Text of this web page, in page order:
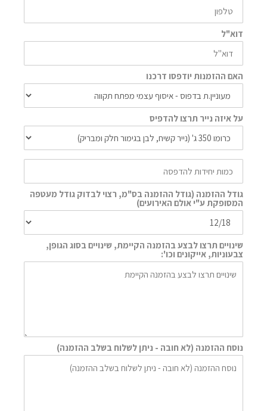
דוא"ל
האם ההזמנות יודפסו דרכנו
על איזה נייר תרצו להדפיס
גודל ההזמנה (גודל ההזמנה בס"מ, רצוי לבדוק גודל מעטפה
המסופקת ע"י אולם האירועים)
שינויים תרצו לבצע בהזמנה הקיימת, שינויים בסוג הגופן,
צבעוניות, אייקונים וכו':
נוסח ההזמנה (לא חובה - ניתן לשלוח בשלב ההזמנה)